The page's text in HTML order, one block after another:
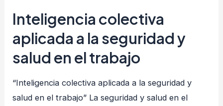
Inteligencia colectiva
aplicada a la seguridad y
salud en el trabajo
“Inteligencia colectiva aplicada a la seguridad y
salud en el trabajo” La seguridad y salud en el